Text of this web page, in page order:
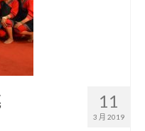
11
3 月 2019